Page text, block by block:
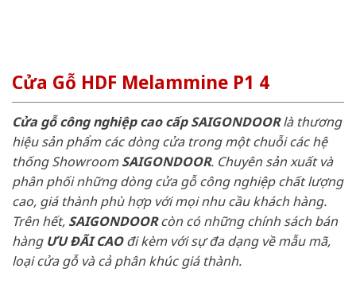
Cửa Gỗ HDF Melammine P1 4
Cửa gỗ công nghiệp cao cấp SAIGONDOORlà thương
hiệu sản phẩm các dòng cửa trong một chuỗi các hệ
thống ShowroomSAIGONDOOR. Chuyên sản xuất và
phân phối những dòng cửa gỗ công nghiệp chất lượng
cao, giá thành phù hợp với mọi nhu cầu khách hàng.
Trên hết, SAIGONDOORcòn có những chính sách bán
hàng ƯU ĐÃI CAOđi kèm với sự đa dạng về mẫu mã,
loại cửa gỗ và cả phân khúc giá thành.